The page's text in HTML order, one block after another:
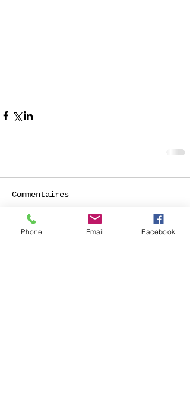
Commentaires
Phone Email Facebook